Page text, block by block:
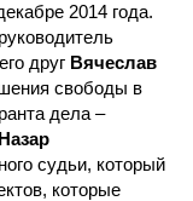
2014 года.
друг Вячеслав
свободы в
дела –
Назар
судьи, который
которые